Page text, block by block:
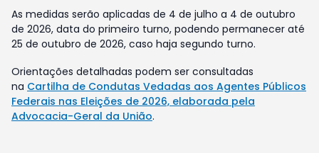
As medidas serão aplicadas de 4 de julho a 4 de outubro
de 2026, data do primeiro turno, podendo permanecer até
25 de outubro de 2026, caso haja segundo turno.
Orientações detalhadas podem ser consultadas
na Cartilha de Condutas Vedadas aos Agentes Públicos
Federais nas Eleições de 2026, elaborada pela
Advocacia-Geral da União.